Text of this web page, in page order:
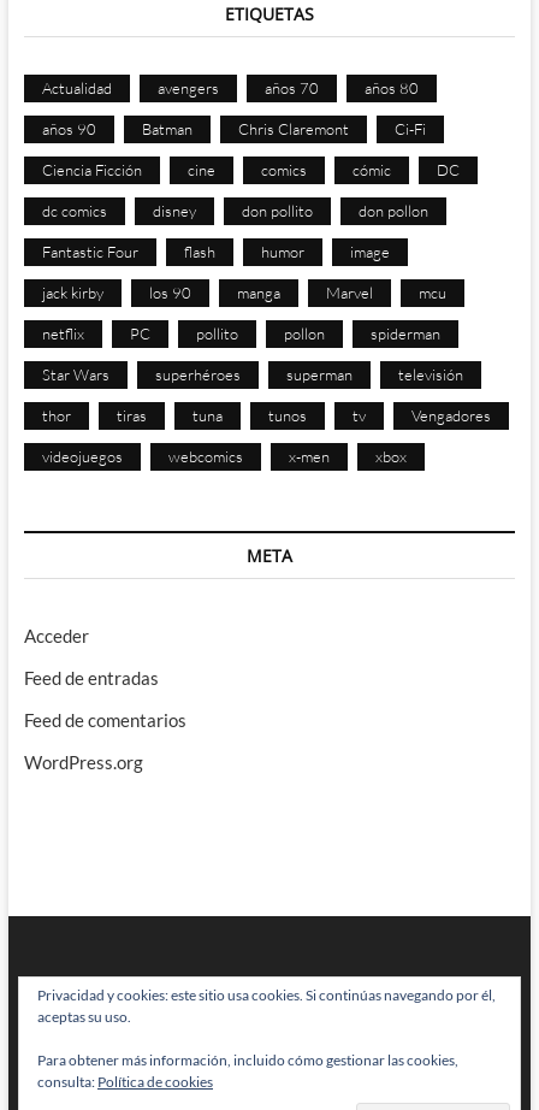
ETIQUETAS
Actualidad avengers años 70 años 80
años 90 Batman Chris Claremont Ci-Fi
Ciencia Ficción cine comics cómic DC
dc comics disney don pollito don pollon
Fantastic Four flash humor image
jack kirby los 90 manga Marvel mcu
netflix PC pollito pollon spiderman
Star Wars superhéroes superman televisión
thor tiras tuna tunos tv Vengadores
videojuegos webcomics x-men xbox
META
Acceder
Feed de entradas
Feed de comentarios
WordPress.org
BRAINSTOMPING| Diseñado por:Theme Freesia|WordPress| © Todos
los derechos reservados
Privacidad y cookies: este sitio usa cookies. Si continúas navegando por él,
aceptas su uso.
Para obtener más información, incluido cómo gestionar las cookies,
consulta: Política de cookies